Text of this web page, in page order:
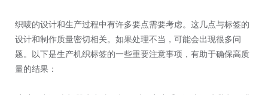
织唛的设计和生产过程中有许多要点需要考虑。这几点与标签的
设计和制作质量密切相关。如果处理不当，可能会出现很多问
题。以下是生产机织标签的一些重要注意事项，有助于确保高质
量的结果：